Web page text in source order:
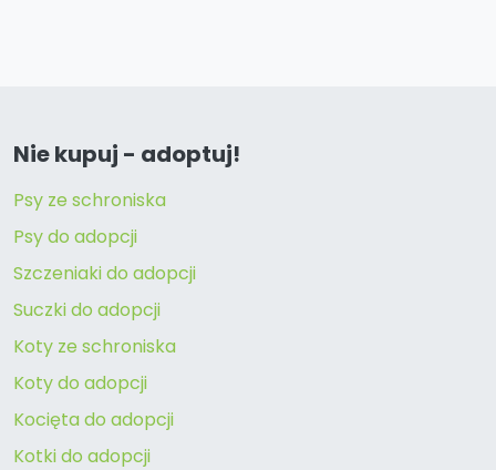
Nie kupuj - adoptuj!
Psy ze schroniska
Psy do adopcji
Szczeniaki do adopcji
Suczki do adopcji
Koty ze schroniska
Koty do adopcji
Kocięta do adopcji
Kotki do adopcji